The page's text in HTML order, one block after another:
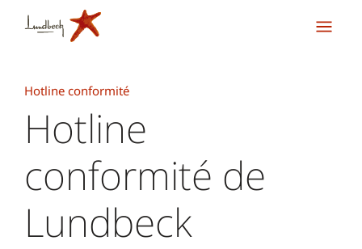
Hotline conformité
Hotline
conformité de
Lundbeck